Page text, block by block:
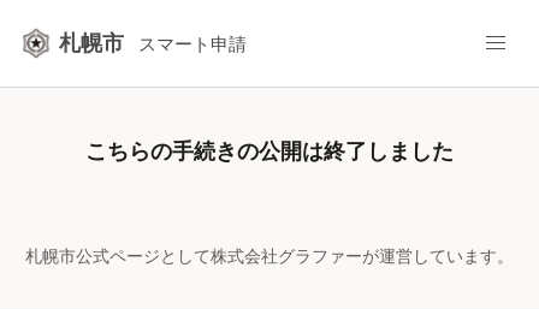
札幌市 スマート申請
こちらの手続きの公開は終了しました
札幌市公式ページとして株式会社グラファーが運営しています。